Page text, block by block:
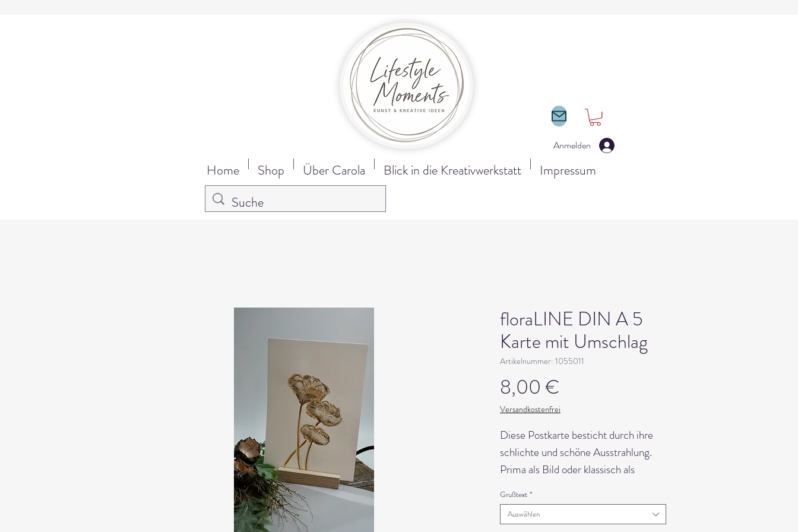
Anmelden
Home Shop Über Carola Blick in die Kreativwerkstatt Impressum
floraLINE DIN A 5
Karte mit Umschlag
Artikelnummer: 1055011
8,00 €
Versandkostenfrei
Diese Postkarte besticht durch ihre
schlichte und schöne Ausstrahlung.
Prima als Bild oder klassisch als
Aquarell mit Ausstrahlung. ..und
natürlich handgemalt für dich! inkl.
Grußtext *
Auswählen